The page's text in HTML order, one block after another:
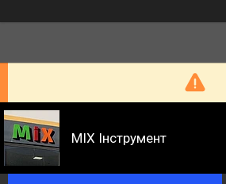
MIX Інструмент